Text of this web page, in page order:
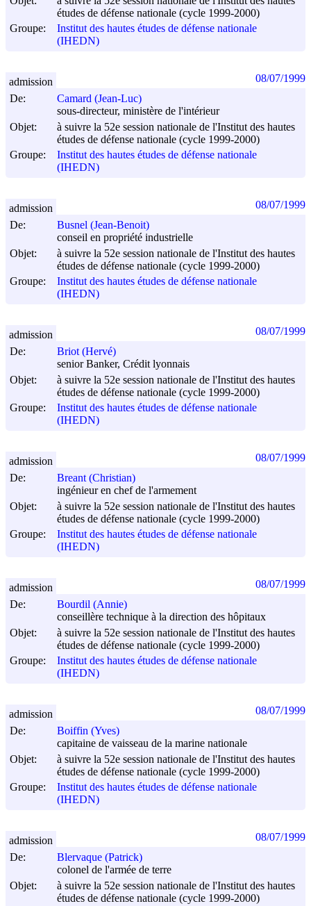
études de défense nationale (cycle 1999-2000)
Groupe:
Institut des hautes études de défense nationale
(IHEDN)
De:
Camard (Jean-Luc)
sous-directeur, ministère de l'intérieur
Objet:
à suivre la 52e session nationale de l'Institut des hautes
études de défense nationale (cycle 1999-2000)
Groupe:
Institut des hautes études de défense nationale
(IHEDN)
admission 08/07/1999
De:
Busnel (Jean-Benoit)
conseil en propriété industrielle
Objet:
à suivre la 52e session nationale de l'Institut des hautes
études de défense nationale (cycle 1999-2000)
Groupe:
Institut des hautes études de défense nationale
(IHEDN)
admission 08/07/1999
De:
Briot (Hervé)
senior Banker, Crédit lyonnais
Objet:
à suivre la 52e session nationale de l'Institut des hautes
études de défense nationale (cycle 1999-2000)
Groupe:
Institut des hautes études de défense nationale
(IHEDN)
admission 08/07/1999
De:
Breant (Christian)
ingénieur en chef de l'armement
Objet:
à suivre la 52e session nationale de l'Institut des hautes
études de défense nationale (cycle 1999-2000)
Groupe:
Institut des hautes études de défense nationale
(IHEDN)
admission 08/07/1999
De:
Bourdil (Annie)
conseillère technique à la direction des hôpitaux
Objet:
à suivre la 52e session nationale de l'Institut des hautes
études de défense nationale (cycle 1999-2000)
Groupe:
Institut des hautes études de défense nationale
(IHEDN)
admission 08/07/1999
De:
Boiffin (Yves)
capitaine de vaisseau de la marine nationale
Objet:
à suivre la 52e session nationale de l'Institut des hautes
études de défense nationale (cycle 1999-2000)
Groupe:
Institut des hautes études de défense nationale
(IHEDN)
admission 08/07/1999
De:
Blervaque (Patrick)
colonel de l'armée de terre
Objet:
à suivre la 52e session nationale de l'Institut des hautes
études de défense nationale (cycle 1999-2000)
admission 08/07/1999